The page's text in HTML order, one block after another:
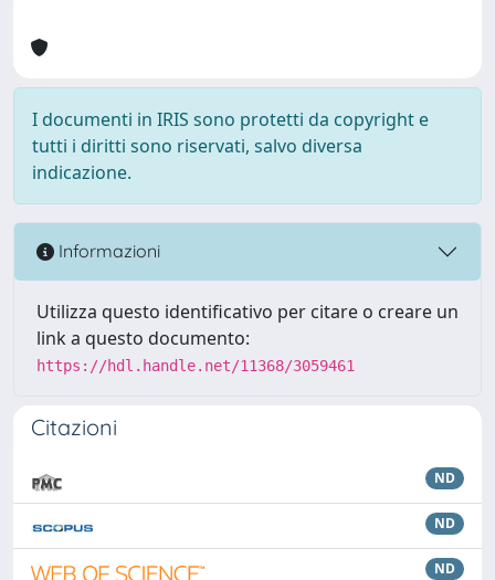
I documenti in IRIS sono protetti da copyright e
tutti i diritti sono riservati, salvo diversa
indicazione.
Informazioni
Utilizza questo identificativo per citare o creare un
link a questo documento:
https://hdl.handle.net/11368/3059461
Citazioni
ND
ND
ND